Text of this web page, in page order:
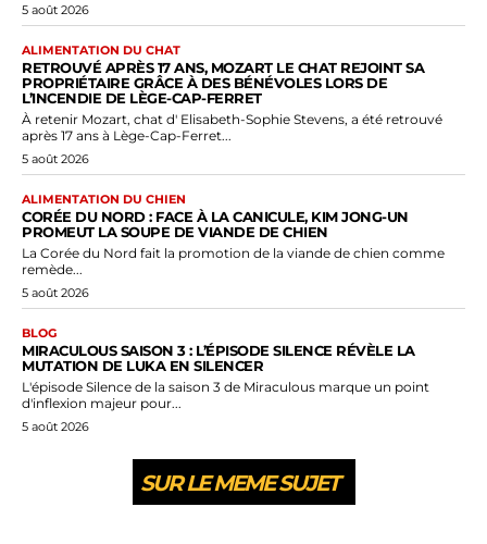
5 août 2026
ALIMENTATION DU CHAT
RETROUVÉ APRÈS 17 ANS, MOZART LE CHAT REJOINT SA
PROPRIÉTAIRE GRÂCE À DES BÉNÉVOLES LORS DE
L’INCENDIE DE LÈGE-CAP-FERRET
À retenir Mozart, chat d' Elisabeth-Sophie Stevens, a été retrouvé
après 17 ans à Lège-Cap-Ferret...
5 août 2026
ALIMENTATION DU CHIEN
CORÉE DU NORD : FACE À LA CANICULE, KIM JONG-UN
PROMEUT LA SOUPE DE VIANDE DE CHIEN
La Corée du Nord fait la promotion de la viande de chien comme
remède...
5 août 2026
BLOG
MIRACULOUS SAISON 3 : L’ÉPISODE SILENCE RÉVÈLE LA
MUTATION DE LUKA EN SILENCER
L'épisode Silence de la saison 3 de Miraculous marque un point
d'inflexion majeur pour...
5 août 2026
SUR LE MEME SUJET